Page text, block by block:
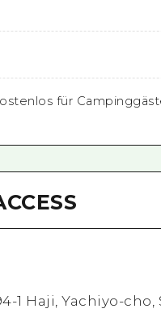
für
1 Haji, Yachiyo-